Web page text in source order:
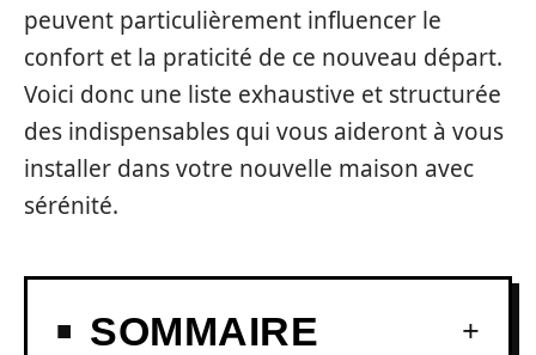
peuvent particulièrement influencer le
confort et la praticité de ce nouveau départ.
Voici donc une liste exhaustive et structurée
des indispensables qui vous aideront à vous
installer dans votre nouvelle maison avec
sérénité.
SOMMAIRE